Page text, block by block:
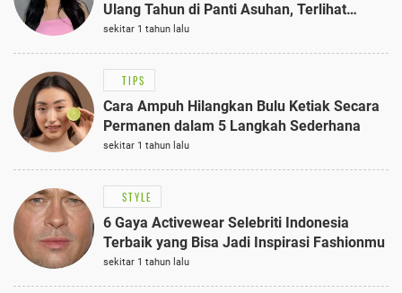
Ulang Tahun di Panti Asuhan, Terlihat
Anggun dengan Kaftan Cokelat
sekitar 1 tahun lalu
TIPS
Cara Ampuh Hilangkan Bulu Ketiak Secara
Permanen dalam 5 Langkah Sederhana
sekitar 1 tahun lalu
STYLE
6 Gaya Activewear Selebriti Indonesia
Terbaik yang Bisa Jadi Inspirasi Fashionmu
sekitar 1 tahun lalu